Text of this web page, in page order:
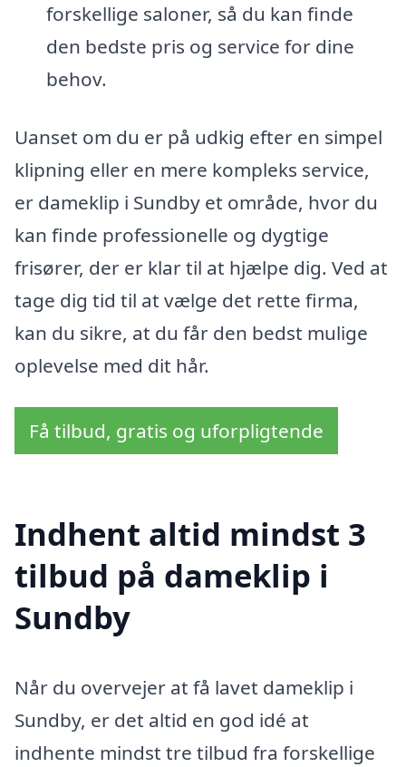
forskellige saloner, så du kan finde
den bedste pris og service for dine
behov.
Uanset om du er på udkig efter en simpel
klipning eller en mere kompleks service,
er dameklip i Sundby et område, hvor du
kan finde professionelle og dygtige
frisører, der er klar til at hjælpe dig. Ved at
tage dig tid til at vælge det rette firma,
kan du sikre, at du får den bedst mulige
oplevelse med dit hår.
Få tilbud, gratis og uforpligtende
Indhent altid mindst 3
tilbud på dameklip i
Sundby
Når du overvejer at få lavet dameklip i
Sundby, er det altid en god idé at
indhente mindst tre tilbud fra forskellige